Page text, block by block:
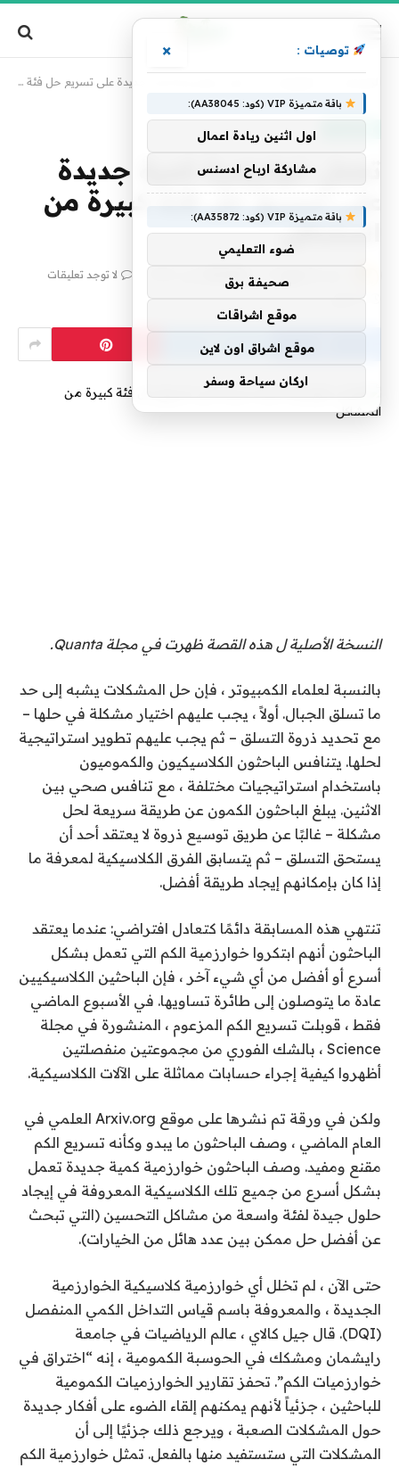
تعمل خوارزمية كمية جديدة على تسريع حل فئة كبيرة من المشاكل
تعمل خوارزمية كمية جديدة
على تسريع حل فئة كبيرة من
المشاكل
لا توجد تعليقات
4 دقائق
النسخة الأصليةل هذه القصة ظهرت في مجلة Quanta.
بالنسبة لعلماء الكمبيوتر ، فإن حل المشكلات يشبه إلى حد
ما تسلق الجبال. أولاً ، يجب عليهم اختيار مشكلة في حلها –
مع تحديد ذروة التسلق – ثم يجب عليهم تطوير استراتيجية
لحلها. يتنافس الباحثون الكلاسيكيون والكموميون
باستخدام استراتيجيات مختلفة ، مع تنافس صحي بين
الاثنين. يبلغ الباحثون الكمون عن طريقة سريعة لحل
مشكلة – غالبًا عن طريق توسيع ذروة لا يعتقد أحد أن
يستحق التسلق – ثم يتسابق الفرق الكلاسيكية لمعرفة ما
إذا كان بإمكانهم إيجاد طريقة أفضل.
تنتهي هذه المسابقة دائمًا كتعادل افتراضي: عندما يعتقد
الباحثون أنهم ابتكروا خوارزمية الكم التي تعمل بشكل
أسرع أو أفضل من أي شيء آخر ، فإن الباحثين الكلاسيكيين
عادة ما يتوصلون إلى طائرة تساويها. في الأسبوع الماضي
فقط ، قوبلت تسريع الكم المزعوم ، المنشورة في مجلة
Science ، بالشك الفوري من مجموعتين منفصلتين
أظهروا كيفية إجراء حسابات مماثلة على الآلات الكلاسيكية.
ولكن في ورقة تم نشرها على موقع Arxiv.org العلمي في
العام الماضي ، وصف الباحثون ما يبدو وكأنه تسريع الكم
مقنع ومفيد. وصف الباحثون خوارزمية كمية جديدة تعمل
بشكل أسرع من جميع تلك الكلاسيكية المعروفة في إيجاد
حلول جيدة لفئة واسعة من مشاكل التحسين (التي تبحث
عن أفضل حل ممكن بين عدد هائل من الخيارات).
حتى الآن ، لم تخلل أي خوارزمية كلاسيكية الخوارزمية
الجديدة ، والمعروفة باسم قياس التداخل الكمي المنفصل
(DQI). قال جيل كالاي ، عالم الرياضيات في جامعة
رايشمان ومشكك في الحوسبة الكمومية ، إنه “اختراق في
خوارزميات الكم”. تحفز تقارير الخوارزميات الكمومية
للباحثين ، جزئياً لأنهم يمكنهم إلقاء الضوء على أفكار جديدة
حول المشكلات الصعبة ، ويرجع ذلك جزئيًا إلى أن
المشكلات التي ستستفيد منها بالفعل. تمثل خوارزمية الكم
توصيات : ×
باقة متميزة VIP (كود: AA38045):
اول اثنين ريادة اعمال
مشاركة ارباح ادسنس
باقة متميزة VIP (كود: AA35872):
ضوء التعليمي
صحيفة برق
موقع اشراقات
موقع اشراق اون لاين
اركان سياحة وسفر